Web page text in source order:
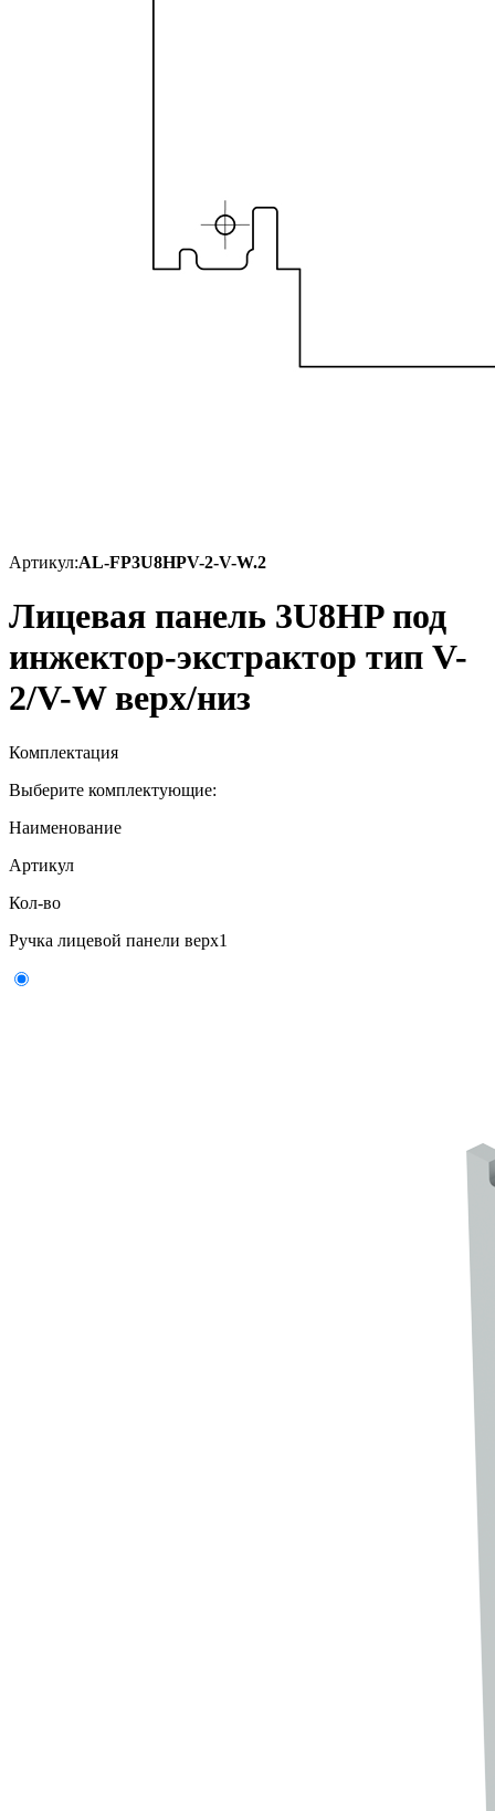
Артикул:AL-FP3U8HPV-2-V-W.2
Лицевая панель 3U8HP под
инжектор-экстрактор тип V-
2/V-W верх/низ
Комплектация
Выберите комплектующие:
Наименование
Артикул
Кол-во
Ручка лицевой панели верх1